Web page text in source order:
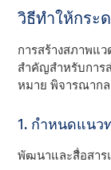
วิธีทําให้กระ
การสร้างสภาพแ
สําคัญสําหรับการ
หมาย พิจารณาก
1. กําหนดแนว
พัฒนาและสื่อสาร